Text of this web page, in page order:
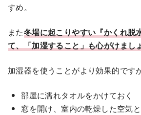
すめ。
また冬場に起こりやすい『かくれ脱
て、「加湿すること」も心がけまし
加湿器を使うことがより効果的ですが
部屋に濡れタオルをかけておく
窓を開け、室内の乾燥した空気